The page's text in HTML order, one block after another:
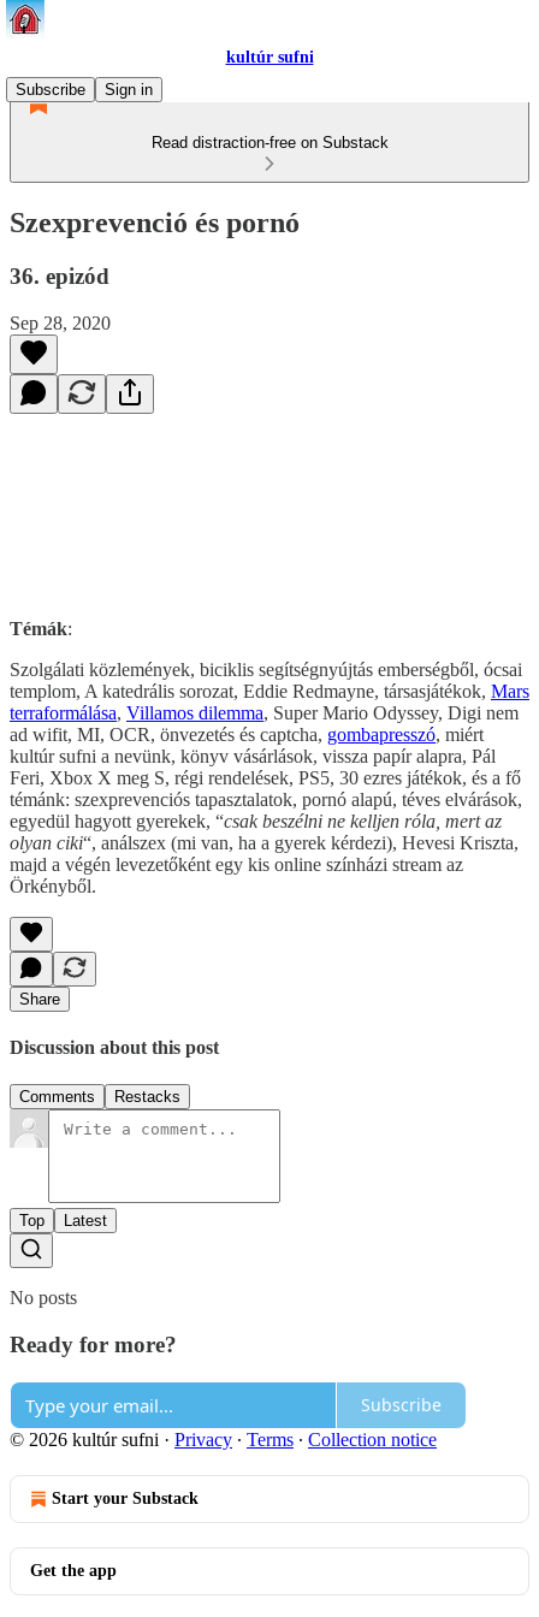
kultúr sufni
Subscribe
Sign in
Read distraction-free on Substack
Szexprevenció és pornó
36. epizód
Sep 28, 2020
Témák:
Szolgálati közlemények, biciklis segítségnyújtás emberségből, ócsai
templom, A katedrális sorozat, Eddie Redmayne, társasjátékok, Mars
terraformálása, Villamos dilemma, Super Mario Odyssey, Digi nem
ad wifit, MI, OCR, önvezetés és captcha, gombapresszó, miért
kultúr sufni a nevünk, könyv vásárlások, vissza papír alapra, Pál
Feri, Xbox X meg S, régi rendelések, PS5, 30 ezres játékok, és a fő
témánk: szexprevenciós tapasztalatok, pornó alapú, téves elvárások,
egyedül hagyott gyerekek, “csak beszélni ne kelljen róla, mert az
olyan ciki“, análszex (mi van, ha a gyerek kérdezi), Hevesi Kriszta,
majd a végén levezetőként egy kis online színházi stream az
Örkényből.
Share
Discussion about this post
Comments Restacks
Top Latest
No posts
Ready for more?
Subscribe
© 2026 kultúr sufni · Privacy ∙ Terms ∙ Collection notice
Start your Substack
Get the app